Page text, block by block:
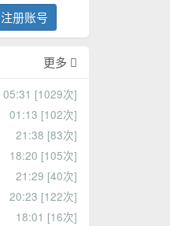
注册账号
更多
05:31 [1029次]
01:13 [102次]
21:38 [83次]
18:20 [105次]
21:29 [40次]
20:23 [122次]
18:01 [16次]